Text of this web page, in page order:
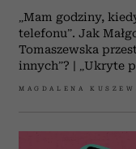
„Mam godziny,
telefonu”. Jak
Tomaszewska
innych”? | „Ukryte
MAGDALENA